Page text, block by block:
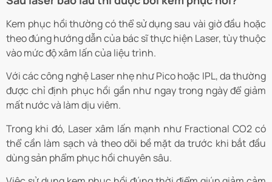
Kem phục hồi thường có thể sử dụng sau vài giờ đầu hoặc
theo đúng hướng dẫn của bác sĩ thực hiện Laser, tùy thuộc
vào mức độ xâm lấn của liệu trình.
Với các công nghệ Laser nhẹ như Pico hoặc IPL, da thường
được chỉ định phục hồi gần như ngay trong ngày để giảm
mất nước và làm dịu viêm.
Trong khi đó, Laser xâm lấn mạnh như Fractional CO2 có
thể cần làm sạch và theo dõi bề mặt da trước khi bắt đầu
dùng sản phẩm phục hồi chuyên sâu.